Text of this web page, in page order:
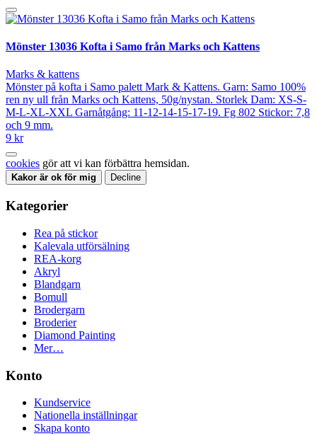
Mönster 13036 Kofta i Samo från Marks och Kattens
Marks & kattens
Mönster på kofta i Samo palett Mark & Kattens. Garn: Samo 100%
ren ny ull från Marks och Kattens, 50g/nystan. Storlek Dam: XS-S-
M-L-XL-XXL Garnåtgång: 11-12-14-15-17-19. Fg 802 Stickor: 7,8
och 9 mm.
9 kr
cookies gör att vi kan förbättra hemsidan.
Kakor är ok för mig Decline
Kategorier
Rea på stickor
Kalevala utförsälning
REA-korg
Akryl
Blandgarn
Bomull
Brodergarn
Broderier
Diamond Painting
Mer…
Konto
Kundservice
Nationella inställningar
Skapa konto